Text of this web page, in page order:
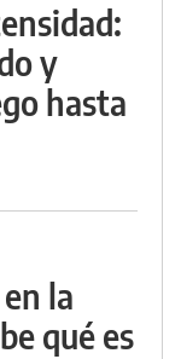
y
hasta
la
qué es